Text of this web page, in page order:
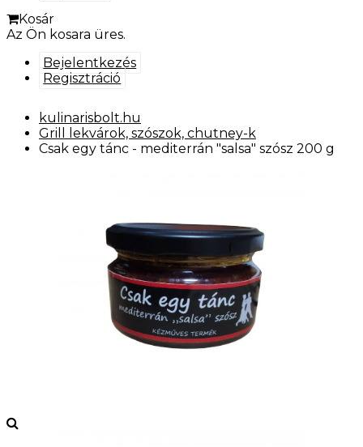
Kosár
Az Ön kosara üres.
Bejelentkezés
Regisztráció
kulinarisbolt.hu
Grill lekvárok, szószok, chutney-k
Csak egy tánc - mediterrán "salsa" szósz 200 g